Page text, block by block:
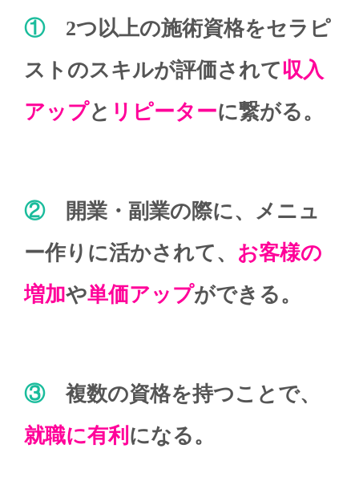
①
2つ以上の施術資格をセラピ
ストのスキルが評価されて収入
アップと リピーターに繋がる。
②
開業・副業の際に、メニュ
ー作りに活かされて、 お客様の
増加や単価アップができる。
③
複数の資格を持つことで、
就職に有利 になる。